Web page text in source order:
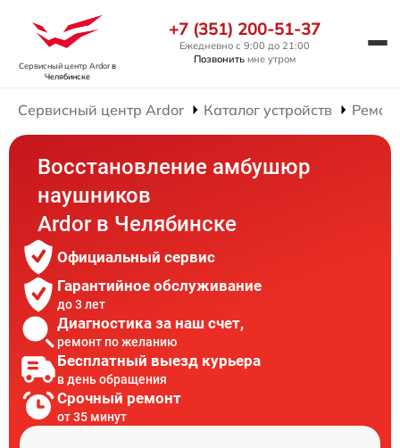
Сервисный центр Ardorв
Челябинске
+7 (351) 200-51-37
Ежедневно с 9:00 до 21:00
Позвонить мне утром
Сервисный центр Ardor Каталог устройств
Восстановление амбушюр
наушников
Ardor в Челябинске
Официальный сервис
Гарантийное обслуживание
до 3 лет
Диагностика за наш счет,
ремонт по желанию
Бесплатный выезд курьера
в день обращения
Срочный ремонт
от 35 минут